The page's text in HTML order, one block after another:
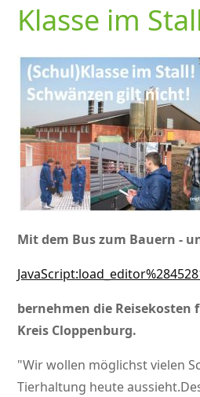
Klasse im
Mit dem Bus zum Bauern -
bernehmen die Reisekosten
Kreis Cloppenburg.
Wir wollen möglichst vielen
Tierhaltung heute